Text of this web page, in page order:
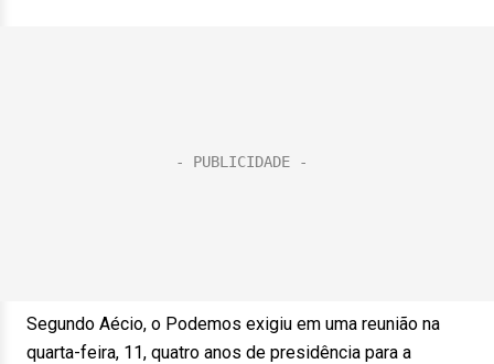
Segundo Aécio, o Podemos exigiu em uma reunião na
quarta-feira, 11, quatro anos de presidência para a